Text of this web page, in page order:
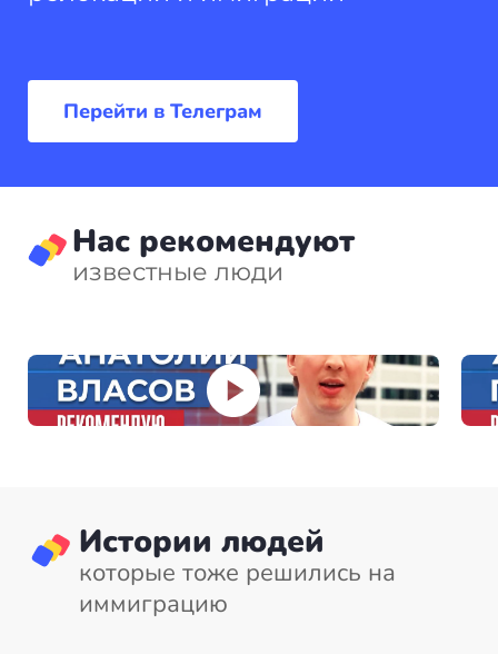
основной заявитель, после чего его семья
Перейти в Телеграм
Нас рекомендуют
известные люди
Истории людей
которые тоже решились на
иммиграцию